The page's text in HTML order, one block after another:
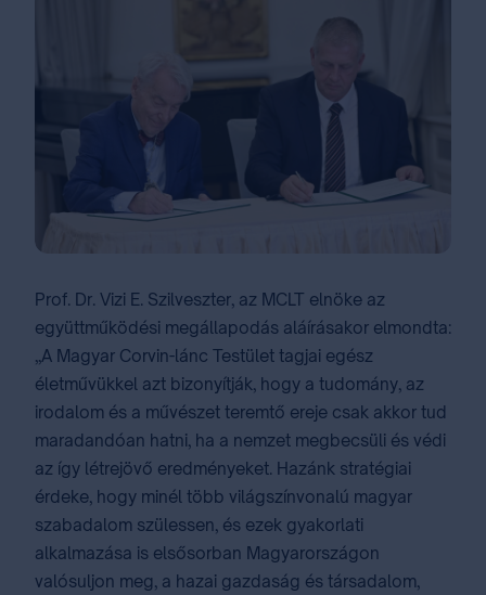
Prof. Dr. Vizi E. Szilveszter, az MCLT elnöke az
együttműködési megállapodás aláírásakor elmondta:
„A Magyar Corvin-lánc Testület tagjai egész
életművükkel azt bizonyítják, hogy a tudomány, az
irodalom és a művészet teremtő ereje csak akkor tud
maradandóan hatni, ha a nemzet megbecsüli és védi
az így létrejövő eredményeket. Hazánk stratégiai
érdeke, hogy minél több világszínvonalú magyar
szabadalom szülessen, és ezek gyakorlati
alkalmazása is elsősorban Magyarországon
valósuljon meg, a hazai gazdaság és társadalom,